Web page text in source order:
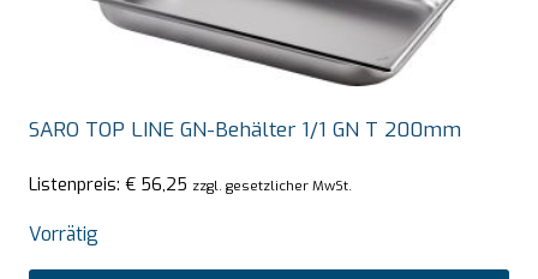
SARO TOP LINE GN-Behälter 1/1 GN T 200mm
Listenpreis: € 56,25 zzgl. gesetzlicher MwSt.
Vorrätig